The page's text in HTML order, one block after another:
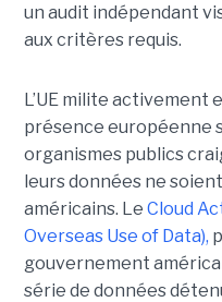
un audit indépendant
aux critères requis.
L’UE milite activement
présence européenne
organismes publics
leurs données ne
américains. Le Cloud
Overseas Use of Data),
gouvernement
série de données